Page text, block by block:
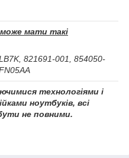
мати такі
821691-001, 854050-
технологіями і
ноутбуків, всі
не повними.